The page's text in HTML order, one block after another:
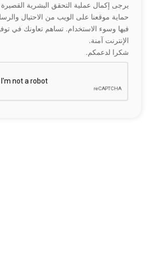
يرجى إكمال عملية التحقق البشرية
حماية موقعنا على الويب من الاحتيال
فيها وسوء الاستخدام. تساهم تعاونك في
الإنترنت آمنة.
شكرا لدعمكم.